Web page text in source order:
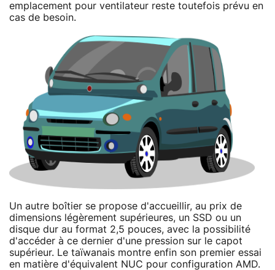
emplacement pour ventilateur reste toutefois prévu en
cas de besoin.
Un autre boîtier se propose d'accueillir, au prix de
dimensions légèrement supérieures, un SSD ou un
disque dur au format 2,5 pouces, avec la possibilité
d'accéder à ce dernier d'une pression sur le capot
supérieur. Le taïwanais montre enfin son premier essai
en matière d'équivalent NUC pour configuration AMD.